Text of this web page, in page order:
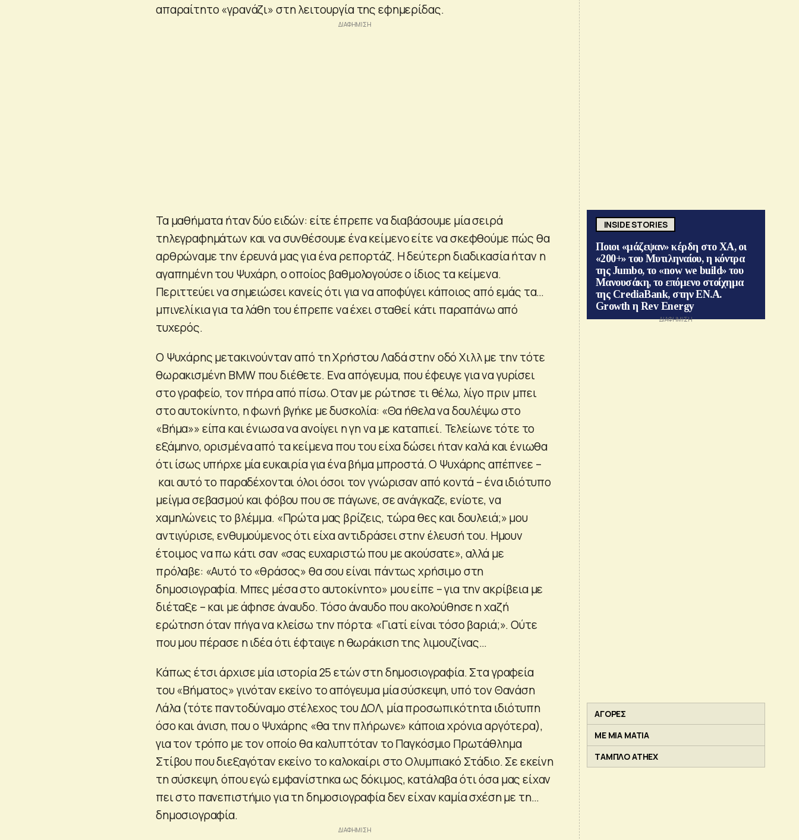
απαραίτητο «γρανάζι» στη λειτουργία της εφημερίδας.
Τα μαθήματα ήταν δύο ειδών: είτε έπρεπε να διαβάσουμε μία σειρά
τηλεγραφημάτων και να συνθέσουμε ένα κείμενο είτε να σκεφθούμε πώς θα
αρθρώναμε την έρευνά μας για ένα ρεπορτάζ. Η δεύτερη διαδικασία ήταν η
αγαπημένη του Ψυχάρη, ο οποίος βαθμολογούσε ο ίδιος τα κείμενα.
Περιττεύει να σημειώσει κανείς ότι για να αποφύγει κάποιος από εμάς τα…
μπινελίκια για τα λάθη του έπρεπε να έχει σταθεί κάτι παραπάνω από
τυχερός.
Ο Ψυχάρης μετακινούνταν από τη Χρήστου Λαδά στην οδό Χιλλ με την τότε
θωρακισμένη BMW που διέθετε. Ενα απόγευμα, που έφευγε για να γυρίσει
στο γραφείο, τον πήρα από πίσω. Οταν με ρώτησε τι θέλω, λίγο πριν μπει
στο αυτοκίνητο, η φωνή βγήκε με δυσκολία: «Θα ήθελα να δουλέψω στο
«Βήμα»» είπα και ένιωσα να ανοίγει η γη να με καταπιεί. Τελείωνε τότε το
εξάμηνο, ορισμένα από τα κείμενα που του είχα δώσει ήταν καλά και ένιωθα
ότι ίσως υπήρχε μία ευκαιρία για ένα βήμα μπροστά. Ο Ψυχάρης απέπνεε –
και αυτό το παραδέχονται όλοι όσοι τον γνώρισαν από κοντά – ένα ιδιότυπο
μείγμα σεβασμού και φόβου που σε πάγωνε, σε ανάγκαζε, ενίοτε, να
χαμηλώνεις το βλέμμα. «Πρώτα μας βρίζεις, τώρα θες και δουλειά;» μου
αντιγύρισε, ενθυμούμενος ότι είχα αντιδράσει στην έλευσή του. Ημουν
έτοιμος να πω κάτι σαν «σας ευχαριστώ που με ακούσατε», αλλά με
πρόλαβε: «Αυτό το «θράσος» θα σου είναι πάντως χρήσιμο στη
δημοσιογραφία. Μπες μέσα στο αυτοκίνητο» μου είπε – για την ακρίβεια με
διέταξε – και με άφησε άναυδο. Τόσο άναυδο που ακολούθησε η χαζή
ερώτηση όταν πήγα να κλείσω την πόρτα: «Γιατί είναι τόσο βαριά;». Ούτε
που μου πέρασε η ιδέα ότι έφταιγε η θωράκιση της λιμουζίνας…
Κάπως έτσι άρχισε μία ιστορία 25 ετών στη δημοσιογραφία. Στα γραφεία
του «Βήματος» γινόταν εκείνο το απόγευμα μία σύσκεψη, υπό τον Θανάση
Λάλα (τότε παντοδύναμο στέλεχος του ΔΟΛ, μία προσωπικότητα ιδιότυπη
όσο και άνιση, που ο Ψυχάρης «θα την πλήρωνε» κάποια χρόνια αργότερα),
για τον τρόπο με τον οποίο θα καλυπτόταν το Παγκόσμιο Πρωτάθλημα
Στίβου που διεξαγόταν εκείνο το καλοκαίρι στο Ολυμπιακό Στάδιο. Σε εκείνη
τη σύσκεψη, όπου εγώ εμφανίστηκα ως δόκιμος, κατάλαβα ότι όσα μας είχαν
πει στο πανεπιστήμιο για τη δημοσιογραφία δεν είχαν καμία σχέση με τη…
δημοσιογραφία.
INSIDE STORIES
Ποιοι «μάζεψαν» κέρδη στο ΧΑ, οι
«200+» του Μυτιληναίου, η κόντρα
της Jumbo, το «now we build» του
Μανουσάκη, το επόμενο στοίχημα
της CrediaBank, στην ΕΝ.Α.
Growth η Rev Energy
ΑΓΟΡΕΣ
ΜΕ ΜΙΑ ΜΑΤΙΑ
ΤΑΜΠΛΟ ATHEX